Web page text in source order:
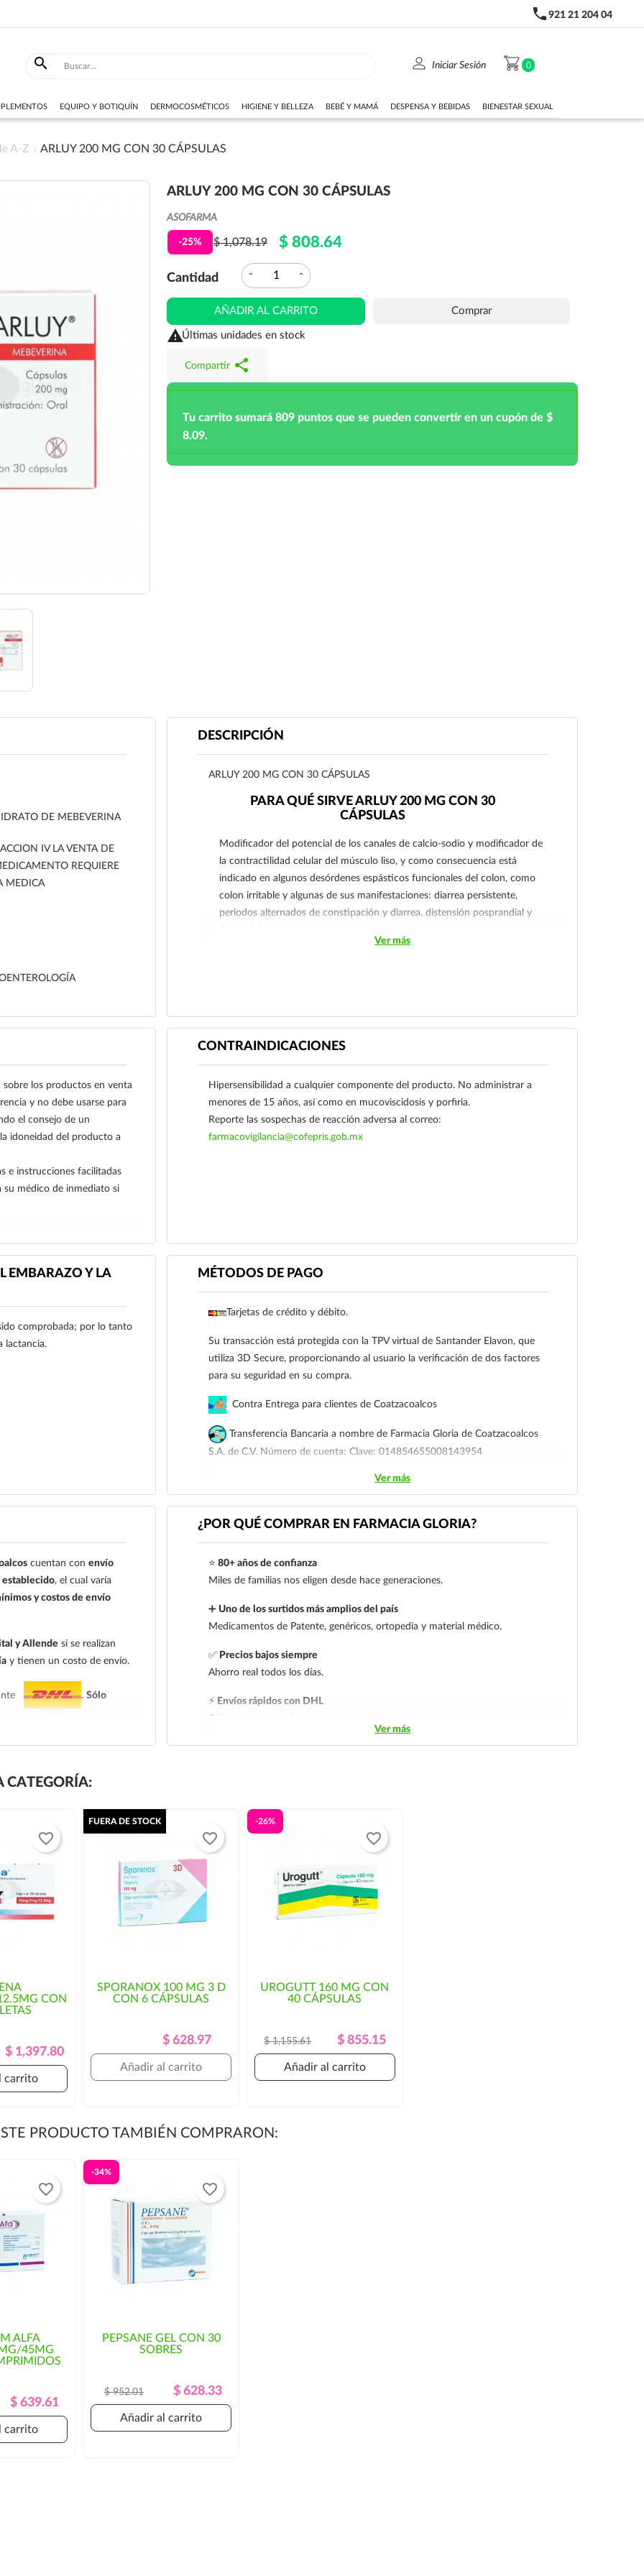
phone 921 21 204 04
 person Iniciar Sesión shopping_cart 0
EQUIPO Y BOTIQUÍN DERMOCOSMÉTICOS HIGIENE Y BELLEZA BEBÉ Y MAMÁ DESPENSA Y BEBIDAS BIENESTAR SEXUAL
A-Z ARLUY 200 MG CON 30 CÁPSULAS
ARLUY 200 MG CON 30 CÁPSULAS
ASOFARMA
-25% $ 1,078.19 $ 808.64
Cantidad expand_more expand_less
AÑADIR AL CARRITO Comprar
Últimas unidades en stock
Compartir share
Tu carrito sumará 809 puntos que se pueden convertir en un cupón de $
8.09.
DE MEBEVERINA
IV LA VENTA DE
REQUIERE
MEDICA
DESCRIPCIÓN
ARLUY 200 MG CON 30 CÁPSULAS
PARA QUÉ SIRVE ARLUY 200 MG CON 30
CÁPSULAS
Modificador del potencial de los canales de calcio-sodio y modificador de
la contractilidad celular del músculo liso, y como consecuencia está
indicado en algunos desórdenes espásticos funcionales del colon, como
colon irritable y algunas de sus manifestaciones: diarrea persistente,
periodos alternados de constipación y diarrea, distensión posprandial y
dolor abdominal.
También coadyuva en el tratamiento causal o paliativo de espasmos
duodenal.
emplearse en pacientes con hipertrofia prostática y glaucoma.
Ver más
los productos en venta
y no debe usarse para
el consejo de un
idoneidad del producto a
e instrucciones facilitadas
médico de inmediato si
CONTRAINDICACIONES
Hipersensibilidad a cualquier componente del producto. No administrar a
menores de 15 años, así como en mucoviscidosis y porfiria.
Reporte las sospechas de reacción adversa al correo:
farmacovigilancia@cofepris.gob.mx
EMBARAZO Y LA
comprobada; por lo tanto
lactancia.
MÉTODOS DE PAGO
Tarjetas de crédito y débito.
Su transacción está protegida con la TPV virtual de Santander Elavon, que
utiliza 3D Secure, proporcionando al usuario la verificación de dos factores
para su seguridad en su compra.
Contra Entrega para clientes de Coatzacoalcos
Transferencia Bancaria a nombre de Farmacia Gloria de Coatzacoalcos
S.A. de C.V. Número de cuenta: Clave: 014854655008143954
Para esta forma de pago el cliente deberá enviar su comprobante de pago a al
siguiente correo electrónico:ecommerce@farmaciagloria.mxo a nuestro
921 261 8491
Ver más
cuentan conenvío
establecido, el cual varía
y costos de envío
y Allende si se realizan
y tienen un costo de envío.
.Sólo
entrega:tarifa nacional al día
entrega de la tarifa
la tarifa nacional
frío. Todos los productos se
las paqueterías no trabajan los
las 14:00 hrs para que
por parte del cliente.
¿POR QUÉ COMPRAR EN FARMACIA GLORIA?
⭐ 80+ años de confianza
Miles de familias nos eligen desde hace generaciones.
➕ Uno de los surtidos más amplios del país
Medicamentos de Patente, genéricos, ortopedia y material médico.
✅Precios bajos siempre
Ahorro real todos los días.
⚡ Envíos rápidos con DHL
Cobertura nacional con rastreo y entrega segura.
Ver más
CATEGORÍA:
CON
Precio
Precio
$ 1,397.80
carrito
favorite_border
SPORANOX 100 MG 3 D
CON 6 CÁPSULAS
Precio
Regular
Precio
$ 628.97
FUERA DE STOCK
Añadir al carrito
favorite_border
UROGUTT 160 MG CON
40 CÁPSULAS
Precio
Regular
$ 1,155.61 Precio
$ 855.15
-26%
Añadir al carrito
favorite_border
PRODUCTO TAMBIÉN COMPRARON:
ALFA
45MG
Precio
Precio
$ 639.61
carrito
favorite_border
PEPSANE GEL CON 30
SOBRES
Precio
Regular
$ 952.01 Precio
$ 628.33
-34%
Añadir al carrito
favorite_border